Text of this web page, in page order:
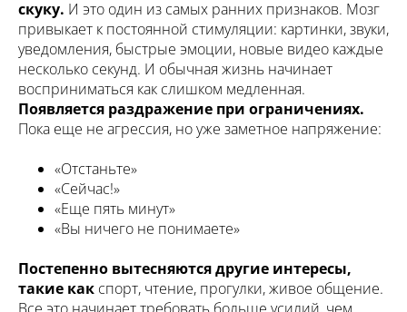
скуку. И это один из самых ранних признаков. Мозг
привыкает к постоянной стимуляции: картинки, звуки,
уведомления, быстрые эмоции, новые видео каждые
несколько секунд. И обычная жизнь начинает
восприниматься как слишком медленная.
Появляется раздражение при ограничениях.
Пока еще не агрессия, но уже заметное напряжение:
«Отстаньте»
«Сейчас!»
«Еще пять минут»
«Вы ничего не понимаете»
Постепенно вытесняются другие интересы,
такие как спорт, чтение, прогулки, живое общение.
Все это начинает требовать больше усилий, чем